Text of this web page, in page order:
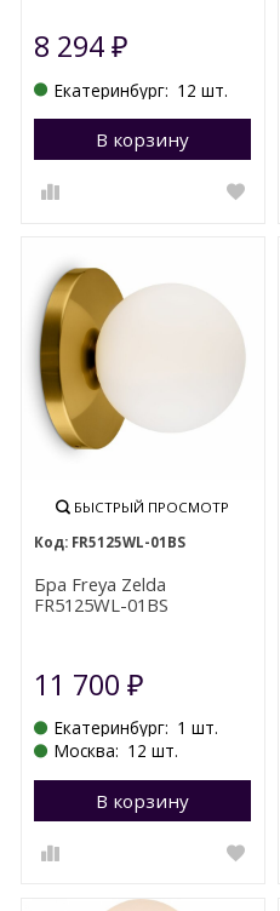
8 294₽
Екатеринбург: 12 шт.
В корзину
БЫСТРЫЙ ПРОСМОТР
FR5125WL-01BS
Бра Freya Zelda
FR5125WL-01BS
11 700₽
Екатеринбург: 1 шт.
Москва: 12 шт.
В корзину